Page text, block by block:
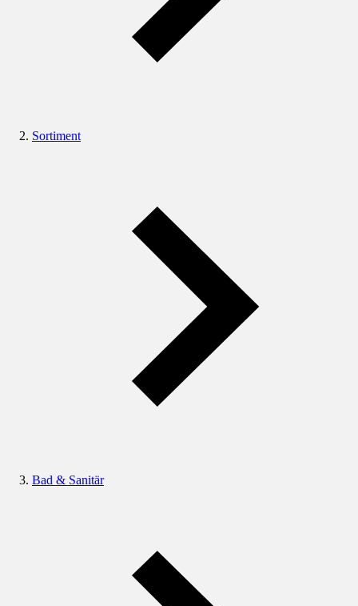
Sortiment
Bad & Sanitär